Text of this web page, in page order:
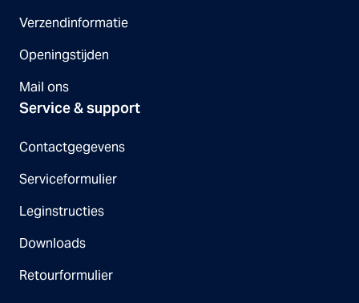
Verzendinformatie
Openingstijden
Mail ons
Service & support
Contactgegevens
Serviceformulier
Leginstructies
Downloads
Retourformulier